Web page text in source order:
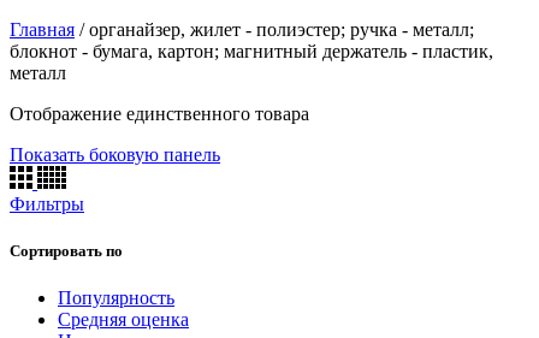
Главная /органайзер, жилет - полиэстер; ручка - металл;
блокнот - бумага, картон; магнитный держатель - пластик,
металл
Отображение единственного товара
Показать боковую панель
Фильтры
Сортировать по
Популярность
Средняя оценка